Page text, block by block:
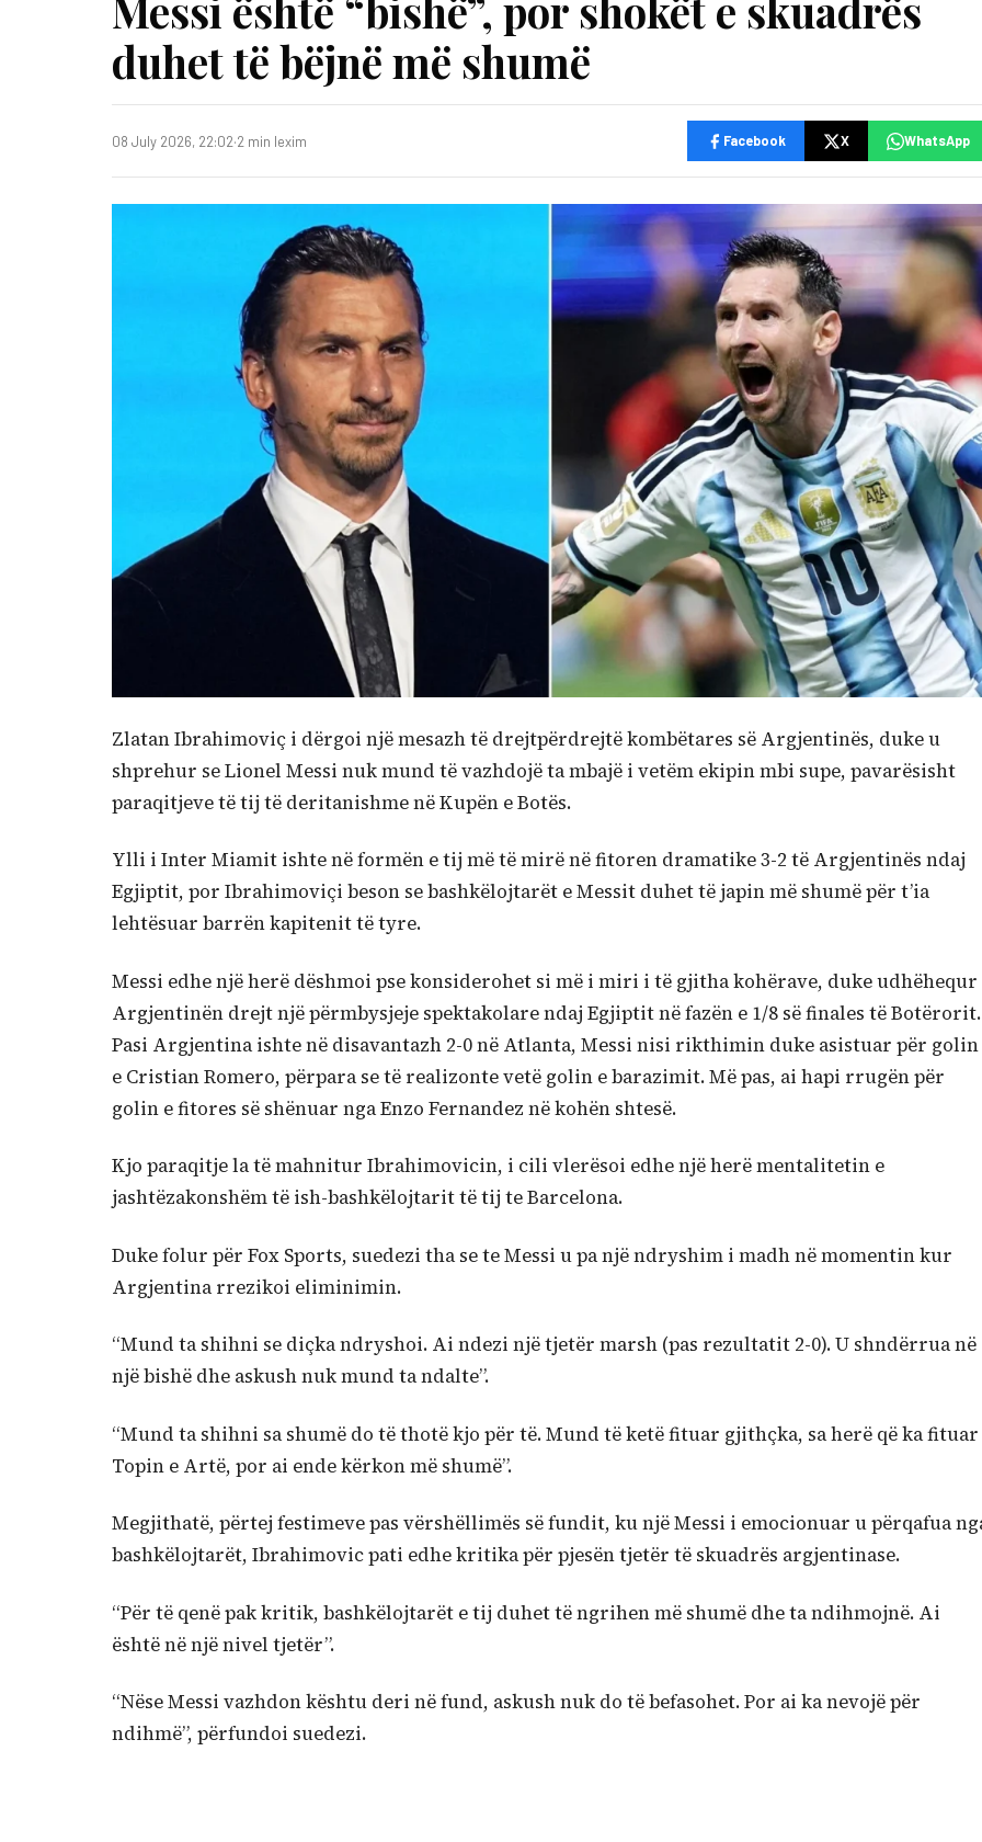
duhet të bëjnë më shumë
08 July 2026, 22:02·2 min lexim Facebook X WhatsApp
Zlatan Ibrahimoviç i dërgoi një mesazh të drejtpërdrejtë kombëtares së Argjentinës, duke u
shprehur se Lionel Messi nuk mund të vazhdojë ta mbajë i vetëm ekipin mbi supe, pavarësisht
paraqitjeve të tij të deritanishme në Kupën e Botës.
Ylli i Inter Miamit ishte në formën e tij më të mirë në fitoren dramatike 3-2 të Argjentinës ndaj
Egjiptit, por Ibrahimoviçi beson se bashkëlojtarët e Messit duhet të japin më shumë për t’ia
lehtësuar barrën kapitenit të tyre.
Messi edhe një herë dëshmoi pse konsiderohet si më i miri i të gjitha kohërave, duke udhëhequr
Argjentinën drejt një përmbysjeje spektakolare ndaj Egjiptit në fazën e 1/8 së finales të Botërorit.
Pasi Argjentina ishte në disavantazh 2-0 në Atlanta, Messi nisi rikthimin duke asistuar për golin
e Cristian Romero, përpara se të realizonte vetë golin e barazimit. Më pas, ai hapi rrugën për
golin e fitores së shënuar nga Enzo Fernandez në kohën shtesë.
Kjo paraqitje la të mahnitur Ibrahimovicin, i cili vlerësoi edhe një herë mentalitetin e
jashtëzakonshëm të ish-bashkëlojtarit të tij te Barcelona.
Duke folur për Fox Sports, suedezi tha se te Messi u pa një ndryshim i madh në momentin kur
Argjentina rrezikoi eliminimin.
“Mund ta shihni se diçka ndryshoi. Ai ndezi një tjetër marsh (pas rezultatit 2-0). U shndërrua në
një bishë dhe askush nuk mund ta ndalte”.
“Mund ta shihni sa shumë do të thotë kjo për të. Mund të ketë fituar gjithçka, sa herë që ka fituar
Topin e Artë, por ai ende kërkon më shumë”.
Megjithatë, përtej festimeve pas vërshëllimës së fundit, ku një Messi i emocionuar u përqafua
bashkëlojtarët, Ibrahimovic pati edhe kritika për pjesën tjetër të skuadrës argjentinase.
“Për të qenë pak kritik, bashkëlojtarët e tij duhet të ngrihen më shumë dhe ta ndihmojnë. Ai
është në një nivel tjetër”.
“Nëse Messi vazhdon kështu deri në fund, askush nuk do të befasohet. Por ai ka nevojë për
ndihmë”, përfundoi suedezi.